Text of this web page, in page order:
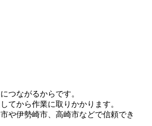
つながるからです。
てから作業に取りかかります。
や伊勢崎市、高崎市などで信頼でき